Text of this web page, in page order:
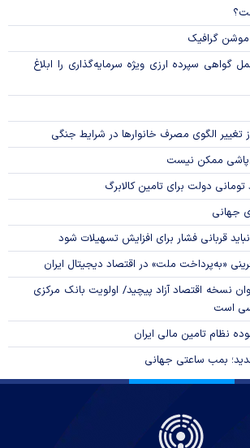
گرافیک
گواهی سپرده ارزی ویژه سرمایه‌گذاری را ابلاغ
تغییر الگوی مصرف خانوار‌ها در شرایط جنگی
ممکن نیست
جهانی
قربانی فشار برای افزایش تسهیلات شود
نسخه اقتصاد آزاد پیچید/ اولویت بانک مرکزی
است
نظام تامین مالی ایران
بمب ساعتی جهانی